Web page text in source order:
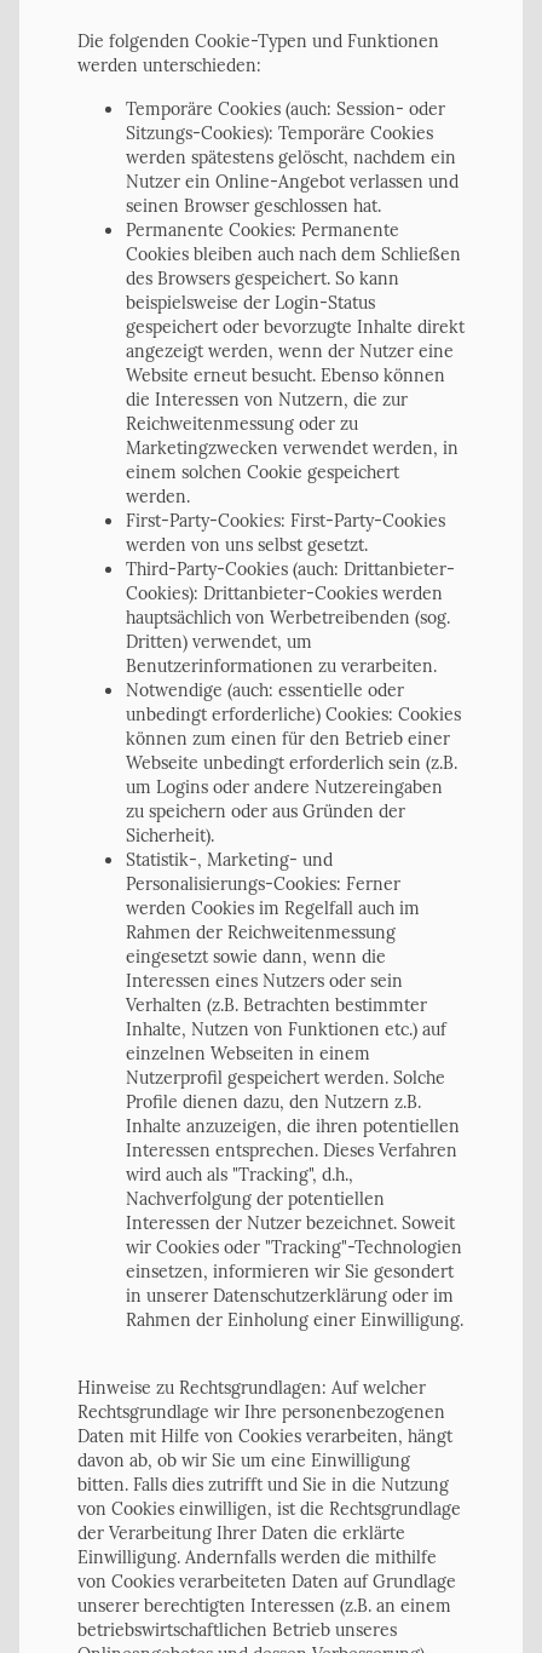
Die folgenden Cookie-Typen und Funktionen
werden unterschieden:
Temporäre Cookies (auch: Session- oder
Sitzungs-Cookies): Temporäre Cookies
werden spätestens gelöscht, nachdem ein
Nutzer ein Online-Angebot verlassen und
seinen Browser geschlossen hat.
Permanente Cookies: Permanente
Cookies bleiben auch nach dem Schließen
des Browsers gespeichert. So kann
beispielsweise der Login-Status
gespeichert oder bevorzugte Inhalte direkt
angezeigt werden, wenn der Nutzer eine
Website erneut besucht. Ebenso können
die Interessen von Nutzern, die zur
Reichweitenmessung oder zu
Marketingzwecken verwendet werden, in
einem solchen Cookie gespeichert
werden.
First-Party-Cookies: First-Party-Cookies
werden von uns selbst gesetzt.
Third-Party-Cookies (auch: Drittanbieter-
Cookies): Drittanbieter-Cookies werden
hauptsächlich von Werbetreibenden (sog.
Dritten) verwendet, um
Benutzerinformationen zu verarbeiten.
Notwendige (auch: essentielle oder
unbedingt erforderliche) Cookies: Cookies
können zum einen für den Betrieb einer
Webseite unbedingt erforderlich sein (z.B.
um Logins oder andere Nutzereingaben
zu speichern oder aus Gründen der
Sicherheit).
Statistik-, Marketing- und
Personalisierungs-Cookies: Ferner
werden Cookies im Regelfall auch im
Rahmen der Reichweitenmessung
eingesetzt sowie dann, wenn die
Interessen eines Nutzers oder sein
Verhalten (z.B. Betrachten bestimmter
Inhalte, Nutzen von Funktionen etc.) auf
einzelnen Webseiten in einem
Nutzerprofil gespeichert werden. Solche
Profile dienen dazu, den Nutzern z.B.
Inhalte anzuzeigen, die ihren potentiellen
Interessen entsprechen. Dieses Verfahren
wird auch als "Tracking", d.h.,
Nachverfolgung der potentiellen
Interessen der Nutzer bezeichnet. Soweit
wir Cookies oder "Tracking"-Technologien
einsetzen, informieren wir Sie gesondert
in unserer Datenschutzerklärung oder im
Rahmen der Einholung einer Einwilligung.
Hinweise zu Rechtsgrundlagen: Auf welcher
Rechtsgrundlage wir Ihre personenbezogenen
Daten mit Hilfe von Cookies verarbeiten, hängt
davon ab, ob wir Sie um eine Einwilligung
bitten. Falls dies zutrifft und Sie in die Nutzung
von Cookies einwilligen, ist die Rechtsgrundlage
der Verarbeitung Ihrer Daten die erklärte
Einwilligung. Andernfalls werden die mithilfe
von Cookies verarbeiteten Daten auf Grundlage
unserer berechtigten Interessen (z.B. an einem
betriebswirtschaftlichen Betrieb unseres